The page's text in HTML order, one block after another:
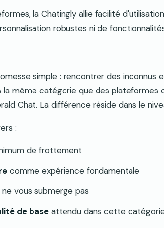
la Chatingly allie facilité
robustes ni de
simple : rencontrer des inconnus
la même catégorie que des plateformes
Chat. La différence réside dans le
:
de frottement
comme expérience fondamentale
ne vous submerge pas
de base attendu dans cette